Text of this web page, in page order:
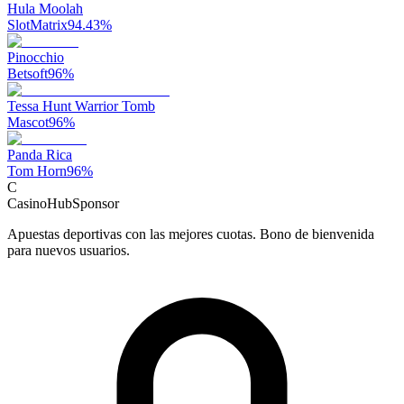
Hula Moolah
SlotMatrix94.43%
Pinocchio
Betsoft96%
Tessa Hunt Warrior Tomb
Mascot96%
Panda Rica
Tom Horn96%
C
CasinoHubSponsor
Apuestas deportivas con las mejores cuotas. Bono de bienvenida
para nuevos usuarios.